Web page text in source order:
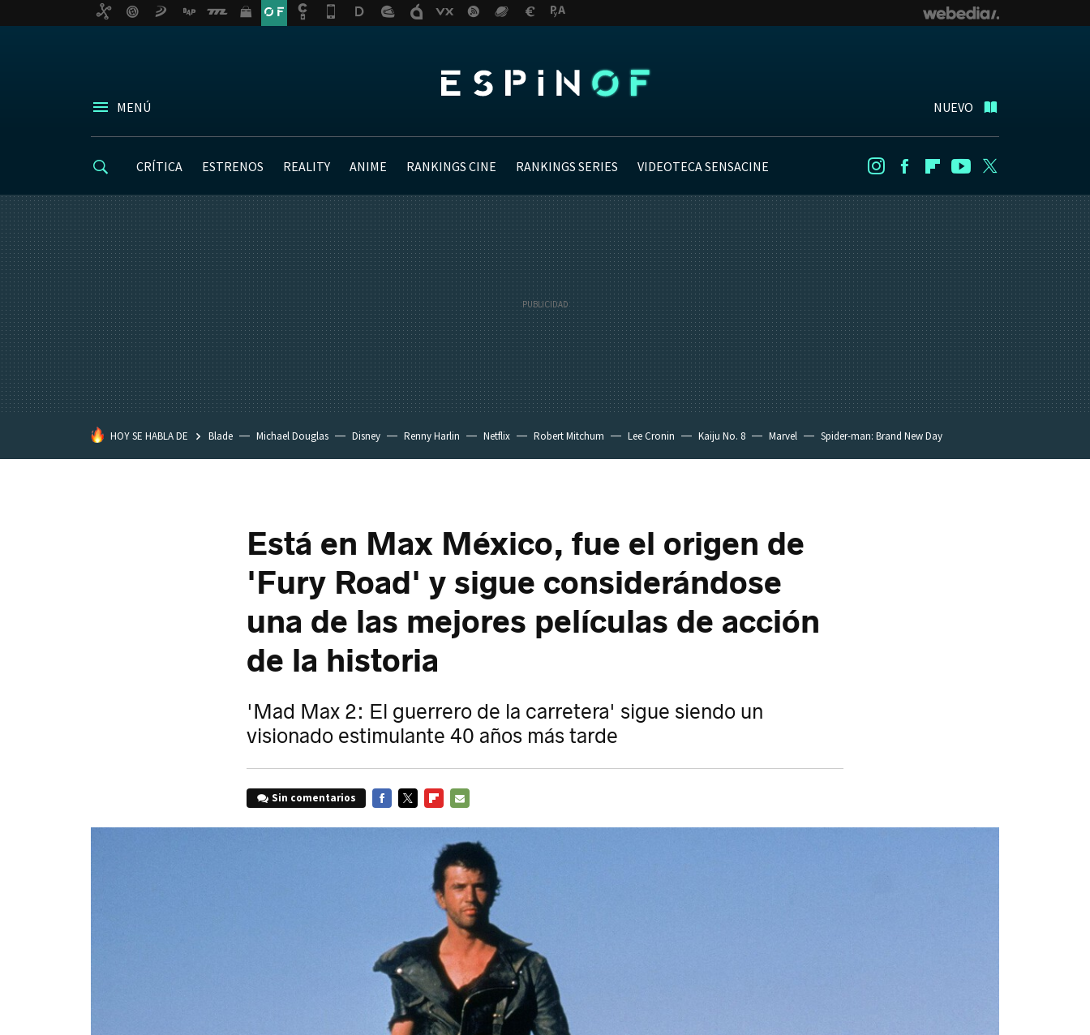
MENÚ NUEVO
CRÍTICA ESTRENOS REALITY ANIME RANKINGS CINE RANKINGS SERIES VIDEOTECA SENSACINE InstagramFacebookFlipboard
Youtube
HOY SE HABLA DE Blade Michael Douglas Disney Renny Harlin Netflix Robert Mitchum Lee Cronin Kaiju No. 8 Marvel Spider-man: Brand New Day
Está en Max México, fue el origen de
'Fury Road' y sigue considerándose
una de las mejores películas de acción
de la historia
'Mad Max 2: El guerrero de la carretera' sigue siendo un
visionado estimulante 40 años más tarde
Sin comentarios